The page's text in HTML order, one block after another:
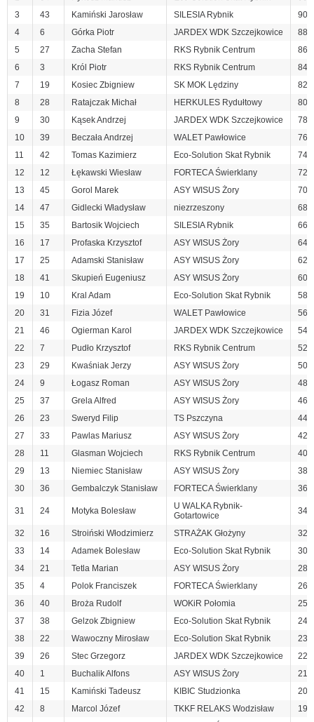
3
43 Kamiński Jarosław SILESIA Rybnik
90
4
6 Górka Piotr JARDEX WDK Szczejkowice
88
5
27 Zacha Stefan RKS Rybnik Centrum
86
6
3 Król Piotr RKS Rybnik Centrum
84
7
19 Kosiec Zbigniew SK MOK Lędziny
82
8
28 Ratajczak Michał HERKULES Rydułtowy
80
9
30 Kąsek Andrzej JARDEX WDK Szczejkowice
78
10
39 Beczała Andrzej WALET Pawłowice
76
11
42 Tomas Kazimierz Eco-Solution Skat Rybnik
74
12
12 Łękawski Wiesław FORTECA Świerklany
72
13
45 Gorol Marek ASY WISUS Żory
70
14
47 Gidlecki Władysław niezrzeszony
68
15
35 Bartosik Wojciech SILESIA Rybnik
66
16
17 Profaska Krzysztof ASY WISUS Żory
64
17
25 Adamski Stanisław ASY WISUS Żory
62
18
41 Skupień Eugeniusz ASY WISUS Żory
60
19
10 Kral Adam Eco-Solution Skat Rybnik
58
20
31 Fizia Józef WALET Pawłowice
56
21
46 Ogierman Karol JARDEX WDK Szczejkowice
54
22
7 Pudło Krzysztof RKS Rybnik Centrum
52
23
29 Kwaśniak Jerzy ASY WISUS Żory
50
24
9 Łogasz Roman ASY WISUS Żory
48
25
37 Grela Alfred ASY WISUS Żory
46
26
23 Sweryd Filip TS Pszczyna
44
27
33 Pawlas Mariusz ASY WISUS Żory
42
28
11 Glasman Wojciech RKS Rybnik Centrum
40
29
13 Niemiec Stanisław ASY WISUS Żory
38
30
36 Gembalczyk Stanisław FORTECA Świerklany 36
31 24 Motyka Bolesław
U WALKA Rybnik-
Gotartowice
34
32 16 Stroiński Włodzimierz STRAŻAK Głożyny
32
33
14 Adamek Bolesław Eco-Solution Skat Rybnik
30
34
21 Tetla Marian ASY WISUS Żory
28
35
4 Polok Franciszek FORTECA Świerklany
26
36
40 Broża Rudolf WOKiR Połomia
25
37
38 Gelzok Zbigniew Eco-Solution Skat Rybnik
24
38
22 Wawoczny Mirosław Eco-Solution Skat Rybnik
23
39
26 Stec Grzegorz JARDEX WDK Szczejkowice
22
40
1 Buchalik Alfons ASY WISUS Żory
21
41
15 Kamiński Tadeusz KIBIC Studzionka
20
42
8 Marcol Józef TKKF RELAKS Wodzisław
19